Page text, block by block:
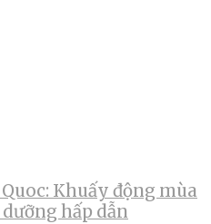
Khuấy động mùa
hấp dẫn